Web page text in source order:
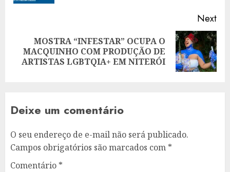
Next
Next
post:
MOSTRA “INFESTAR” OCUPA O
MACQUINHO COM PRODUÇÃO DE
ARTISTAS LGBTQIA+ EM NITERÓI
Deixe um comentário
O seu endereço de e-mail não será publicado.
Campos obrigatórios são marcados com *
Comentário *